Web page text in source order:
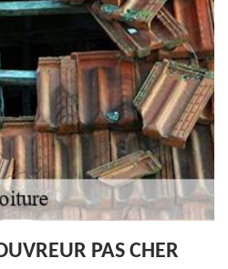
PAS CHER